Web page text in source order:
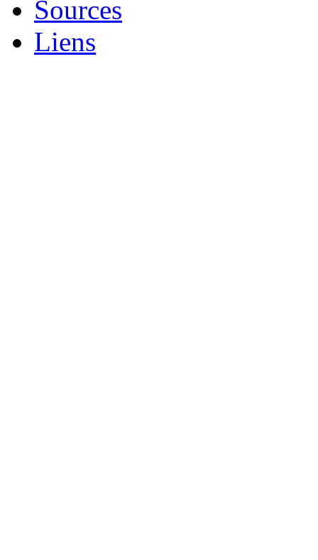
Sources
Liens